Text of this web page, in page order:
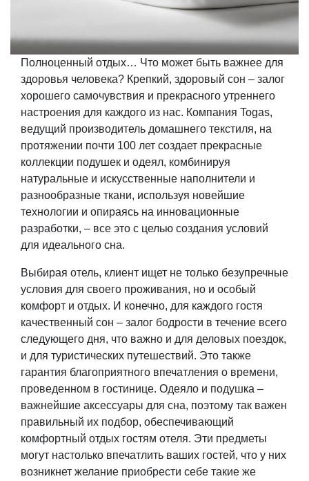
Полноценный отдых… Что может быть важнее для
здоровья человека? Крепкий, здоровый сон – залог
хорошего самочувствия и прекрасного утреннего
настроения для каждого из нас. Компания Togas,
ведущий производитель домашнего текстиля, на
протяжении почти 100 лет создает прекрасные
коллекции подушек и одеял, комбинируя
натуральные и искусственные наполнители и
разнообразные ткани, используя новейшие
технологии и опираясь на инновационные
разработки, – все это с целью создания условий
для идеального сна.
Выбирая отель, клиент ищет не только безупречные
условия для своего проживания, но и особый
комфорт и отдых. И конечно, для каждого гостя
качественный сон – залог бодрости в течение всего
следующего дня, что важно и для деловых поездок,
и для туристических путешествий. Это также
гарантия благоприятного впечатления о времени,
проведенном в гостинице. Одеяло и подушка –
важнейшие аксессуары для сна, поэтому так важен
правильный их подбор, обеспечивающий
комфортный отдых гостям отеля. Эти предметы
могут настолько впечатлить ваших гостей, что у них
возникнет желание приобрести себе такие же